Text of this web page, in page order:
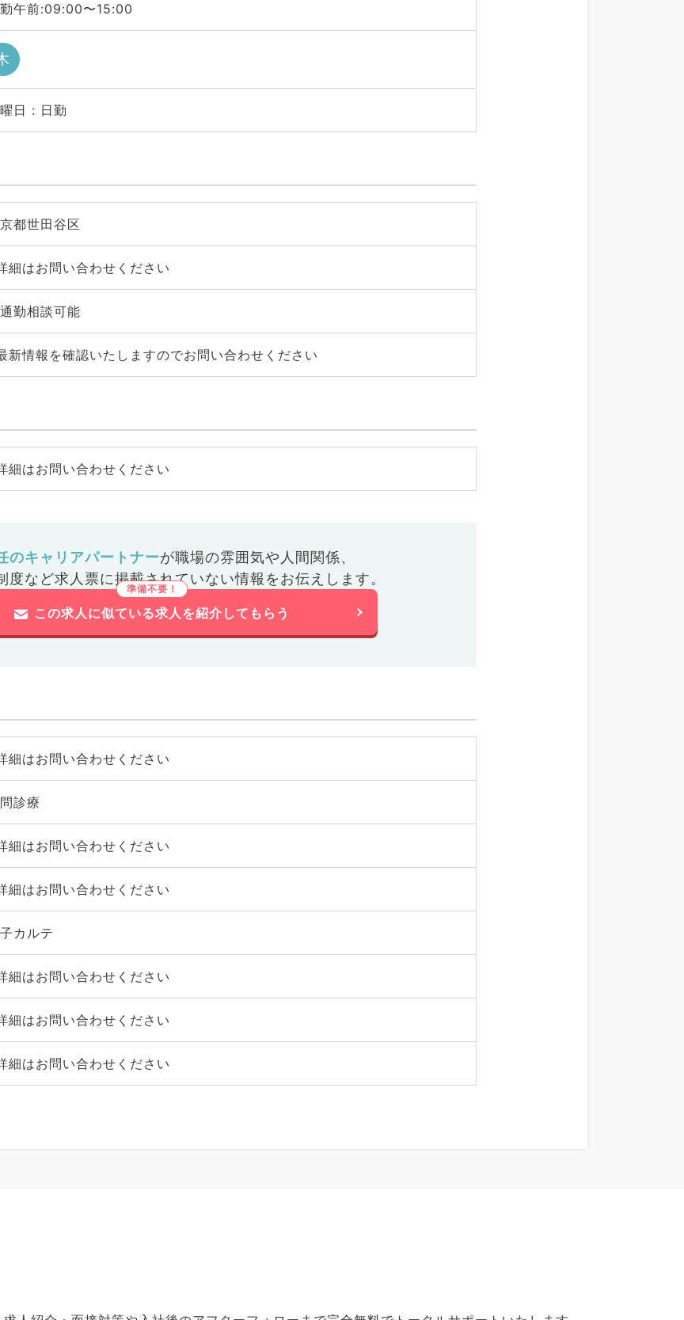
午前:09:00〜15:00
日 : 日勤
都世田谷区
細はお問い合わせください
勤相談可能
新情報を確認いたしますのでお問い合わせください
細はお問い合わせください
のキャリアパートナーが職場の雰囲気や人間関係、
度など求人票に掲載されていない情報をお伝えします。
この求人に似ている求人を紹介してもらう
細はお問い合わせください
診療
細はお問い合わせください
細はお問い合わせください
カルテ
細はお問い合わせください
細はお問い合わせください
細はお問い合わせください